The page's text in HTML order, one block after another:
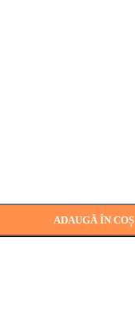
ADAUGĂ ÎN COȘ